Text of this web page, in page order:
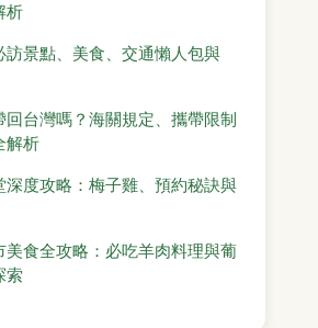
析
訪景點、美食、交通懶人包與
回台灣嗎？海關規定、攜帶限制
解析
深度攻略：梅子雞、預約秘訣與
美食全攻略：必吃羊肉料理與葡
索